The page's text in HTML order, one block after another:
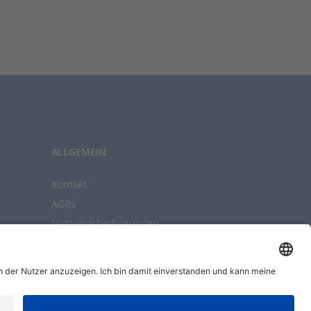
ALLGEMEIN
Kontakt
AGBs
Nutzungsbedingungen